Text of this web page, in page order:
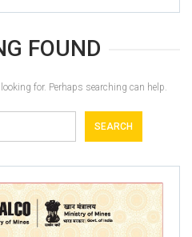
FOUND
for. Perhaps searching can help.